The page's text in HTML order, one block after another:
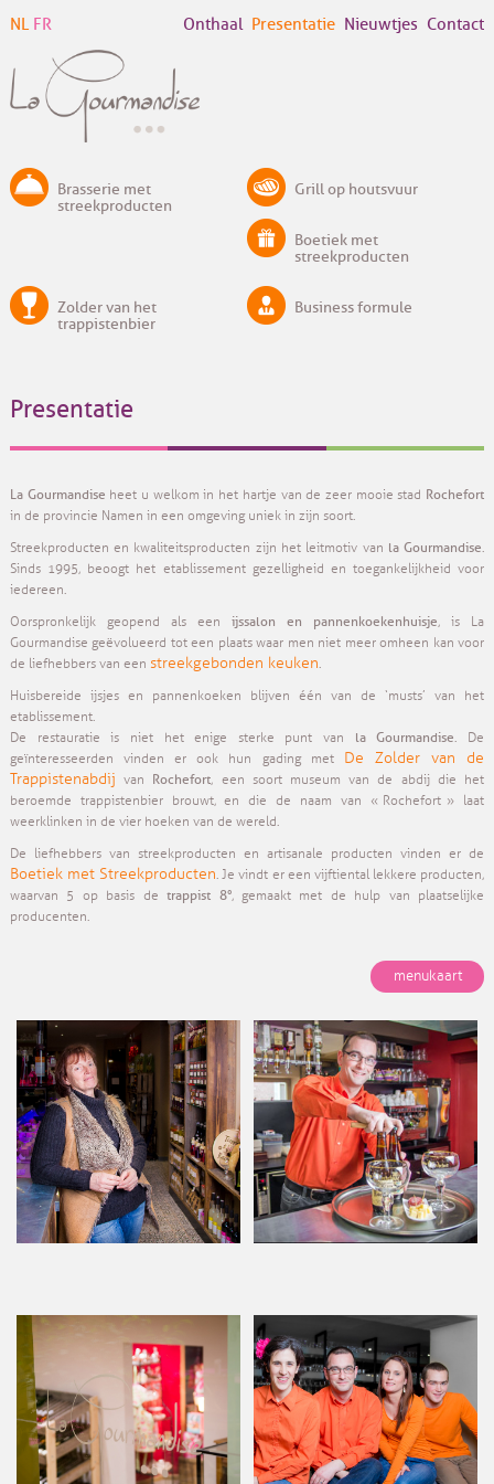
NL FR Onthaal Presentatie Nieuwtjes Contact
Brasserie met
streekproducten
Grill op houtsvuur
Boetiek met
streekproducten
Zolder van het
trappistenbier
Business formule
Presentatie
La Gourmandise heet u welkom in het hartje van de zeer mooie stad Rochefort
in de provincie Namen in een omgeving uniek in zijn soort.
Streekproducten en kwaliteitsproducten zijn het leitmotiv van la Gourmandise.
Sinds 1995, beoogt het etablissement gezelligheid en toegankelijkheid voor
iedereen.
Oorspronkelijk geopend als een ijssalon en pannenkoekenhuisje, is La
Gourmandise geëvolueerd tot een plaats waar men niet meer omheen kan voor
de liefhebbers van een streekgebonden keuken.
Huisbereide ijsjes en pannenkoeken blijven één van de ‘musts’ van het
etablissement.
De restauratie is niet het enige sterke punt van la Gourmandise. De
geïnteresseerden vinden er ook hun gading met De Zolder van de
Trappistenabdij van Rochefort, een soort museum van de abdij die het
beroemde trappistenbier brouwt, en die de naam van « Rochefort » laat
weerklinken in de vier hoeken van de wereld.
De liefhebbers van streekproducten en artisanale producten vinden er de
Boetiek met Streekproducten. Je vindt er een vijftiental lekkere producten,
waarvan 5 op basis detrappist 8°, gemaakt met de hulp van plaatselijke
producenten.
menukaart